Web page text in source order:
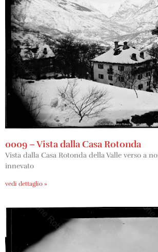
0009 – Vista dalla Casa Rotonda
Vista dalla Casa Rotonda della Valle verso a
innevato
vedi dettaglio »